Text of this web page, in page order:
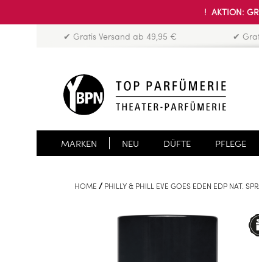
! AKTION:
✔ Gratis Versand ab 49,95 € ✔
MARKEN NEU DÜFTE PFLEGE
HOME PHILLY & PHILL EVE GOES EDEN EDP NAT.